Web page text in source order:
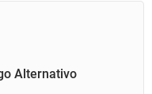
Alternativo